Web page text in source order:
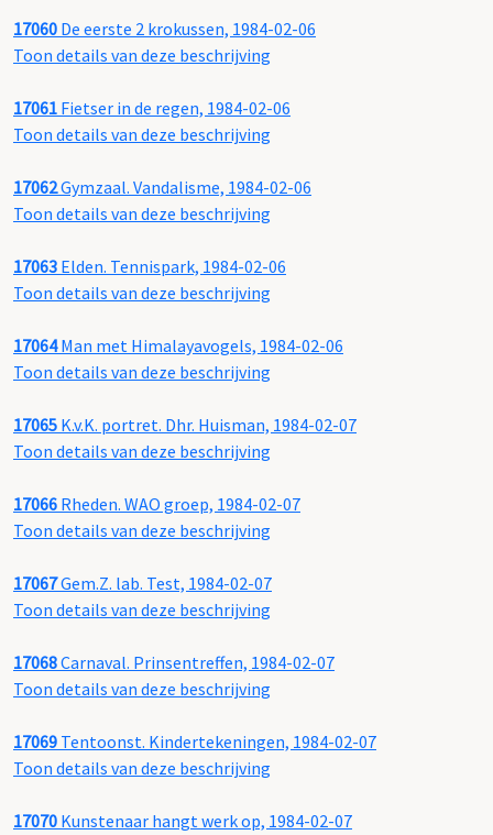
17060 De eerste 2 krokussen, 1984-02-06
Toon details van deze beschrijving
17061 Fietser in de regen, 1984-02-06
Toon details van deze beschrijving
17062Gymzaal. Vandalisme, 1984-02-06
Toon details van deze beschrijving
17063 Elden. Tennispark, 1984-02-06
Toon details van deze beschrijving
17064Man met Himalayavogels, 1984-02-06
Toon details van deze beschrijving
17065 K.v.K. portret. Dhr. Huisman, 1984-02-07
Toon details van deze beschrijving
17066 Rheden. WAO groep, 1984-02-07
Toon details van deze beschrijving
17067Gem.Z. lab. Test, 1984-02-07
Toon details van deze beschrijving
17068Carnaval. Prinsentreffen, 1984-02-07
Toon details van deze beschrijving
17069 Tentoonst. Kindertekeningen, 1984-02-07
Toon details van deze beschrijving
17070 Kunstenaar hangt werk op, 1984-02-07